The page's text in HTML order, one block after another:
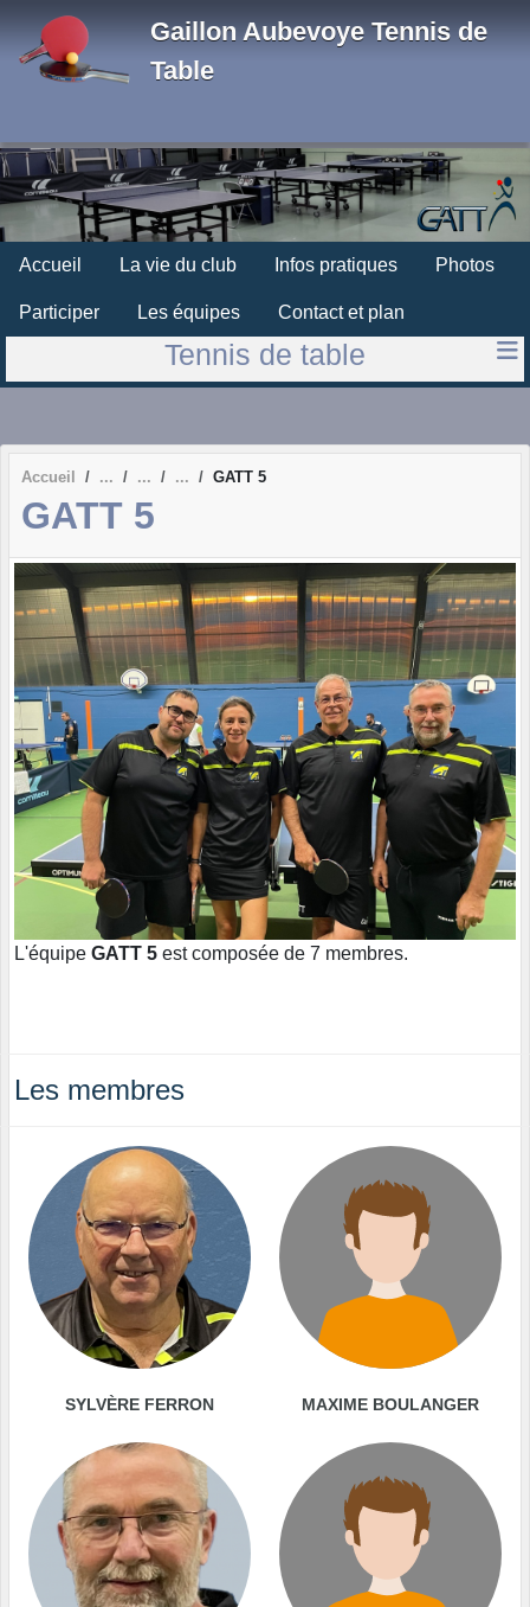
Gaillon Aubevoye Tennis de
Table
Accueil La vie du club Infos pratiques Photos
Participer Les équipes Contact et plan
Tennis de table
Accueil GATT 5
GATT 5
L'équipe GATT 5 est composée de 7 membres.
Les membres
SYLVÈRE FERRON MAXIME BOULANGER
Panneau de gestion des cookies